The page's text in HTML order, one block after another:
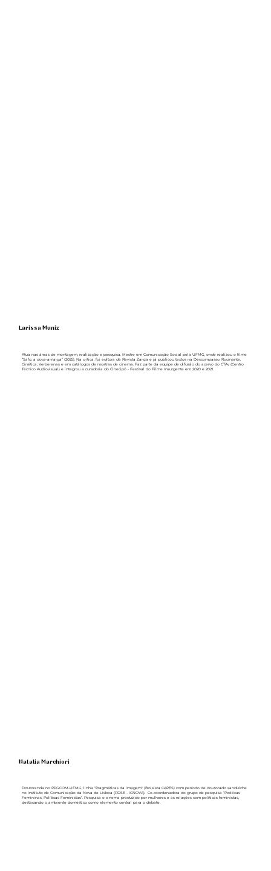
Atua nas áreas de montagem, realização e pesquisa. Mestre em Comunicação Social pela UFMG, onde realizou o filme
“Safo, a doce-amarga” (2025). Na crítica, foi editora da Revista Zanza e já publicou textos na Descompasso, Rocinante,
Cinética, Verberenas e em catálogos de mostras de cinema. Faz parte da equipe de difusão do acervo do CTAv (Centro
Técnico Audiovisual) e integrou a curadoria do Cinecipó - Festival do Filme Insurgente em 2020 e 2021.
Larissa Muniz
Doutoranda no PPGCOM-UFMG, linha "Pragmáticas da imagem" (Bolsista CAPES) com período de doutorado sanduíche
no Instituto de Comunicação da Nova de Lisboa (PDSE - ICNOVA). Co-coordenadora do grupo de pesquisa "Poéticas
Femininas, Políticas Feministas". Pesquisa o cinema produzido por mulheres e as relações com políticas feministas,
destacando o ambiente doméstico como elemento central para o debate.
Natalia Marchiori